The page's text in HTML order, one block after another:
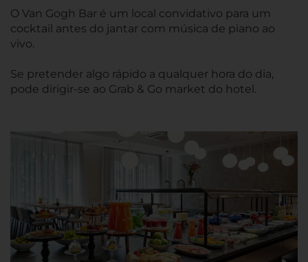
O Van Gogh Bar é um local convidativo para um
cocktail antes do jantar com música de piano ao
vivo.
Se pretender algo rápido a qualquer hora do dia,
pode dirigir-se ao Grab & Go market do hotel.